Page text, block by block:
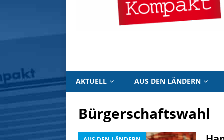
AKTUELL AUS DEN LÄNDERN
Bürgerschaftswahl